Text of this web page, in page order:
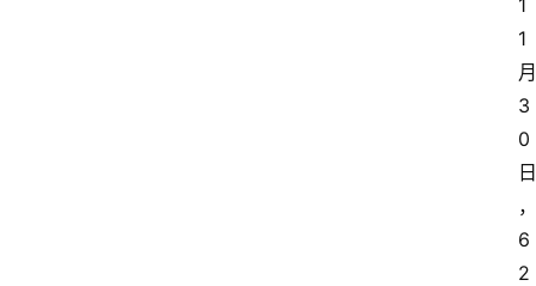
1
1
月
3
0
日
，
6
2